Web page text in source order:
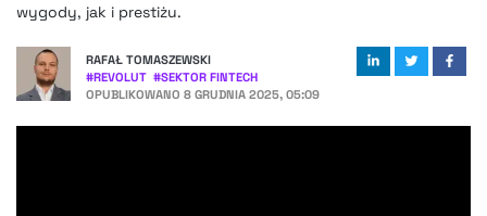
wygody, jak i prestiżu.
RAFAŁ TOMASZEWSKI
#REVOLUT #SEKTOR FINTECH
OPUBLIKOWANO 8 GRUDNIA 2025, 05:09